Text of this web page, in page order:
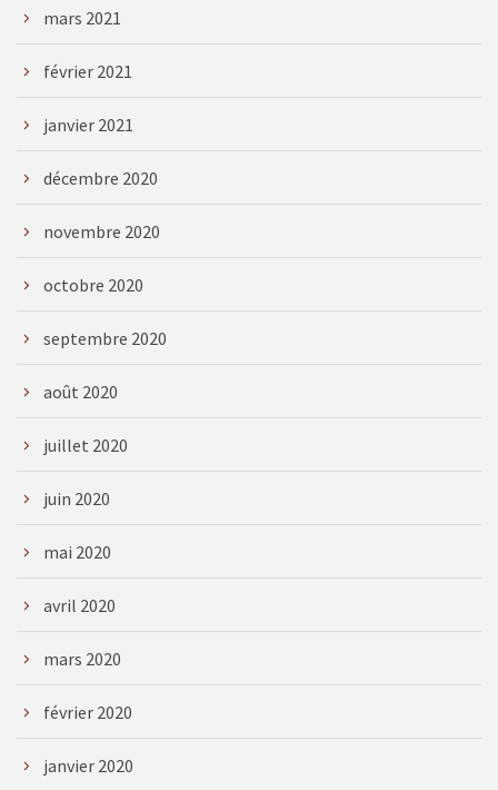
mars 2021
février 2021
janvier 2021
décembre 2020
novembre 2020
octobre 2020
septembre 2020
août 2020
juillet 2020
juin 2020
mai 2020
avril 2020
mars 2020
février 2020
janvier 2020